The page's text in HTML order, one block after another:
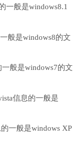
一般是windows8.1
般是windows8的文
般是windows7的文
信息的一般是
一般是windows XP